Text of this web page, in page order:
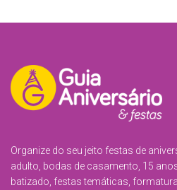
Organize do seu jeito festas de
adulto, bodas de casamento, 15
batizado, festas temáticas,